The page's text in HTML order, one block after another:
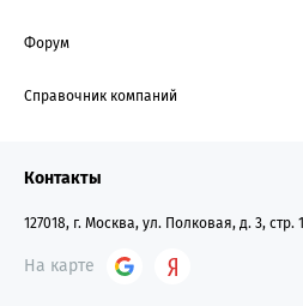
Форум
Справочник компаний
Контакты
127018, г. Москва, ул. Полковая, д. 3, стр. 1
На карте